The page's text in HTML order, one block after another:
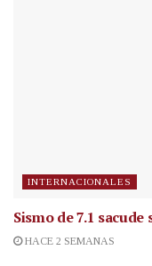
INTERNACIONALES
Sismo de 7.1 sacude
HACE 2 SEMANAS